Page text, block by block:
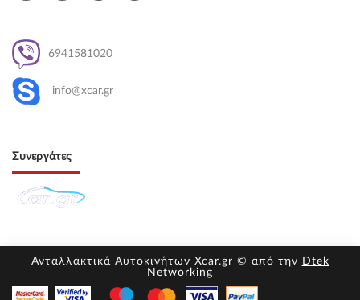
6941581020
info@xcar.gr
Συνεργάτες
Ανταλλακτικά Αυτοκινήτων Xcar.gr © από την Dtek
Networking